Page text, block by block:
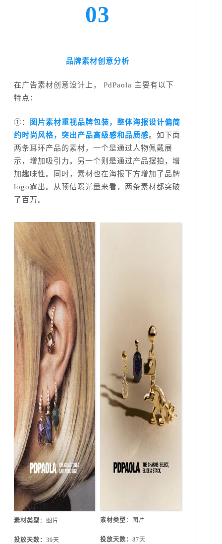
03
品牌素材创意分析
在广告素材创意设计上， PdPaola 主要有以下
特点：
①：
图片素材重视品牌包装，整体海报设计偏简
约时尚风格，突出产品高级感和品质感。如下面
两条耳环产品的素材，一个是通过人物佩戴展
示，增加吸引力。另一个则是通过产品摆拍，增
加趣味性。同时，素材也在海报下方增加了品牌
logo露出。从预估曝光量来看，两条素材都突破
了百万。
素材类型 ：图片
投放天数： 39天
素材类型 ：图片
投放天数：87天